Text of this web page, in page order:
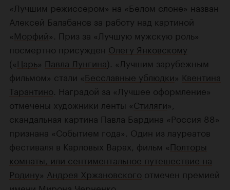
«Лучшим режиссером» на «Белом слоне» назван
Алексей Балабанов за работу над картиной
«Морфий». Приз за «Лучшую мужскую роль»
посмертно присужден Олегу Янковскому
(«Царь» Павла Лунгина). «Лучшим зарубежным
фильмом» стали «Бесславные ублюдки» Квентина
Тарантино . Наградой за «Лучшее оформление»
отмечены художники ленты «Стиляги»,
скандальная картина Павла Бардина «Россия 88»
признана «Событием года». Один из лауреатов
фестиваля в Карловых Варах, фильм «Полторы
комнаты, или сентиментальное путешествие на
Родину» Андрея Хржановского отмечен премией